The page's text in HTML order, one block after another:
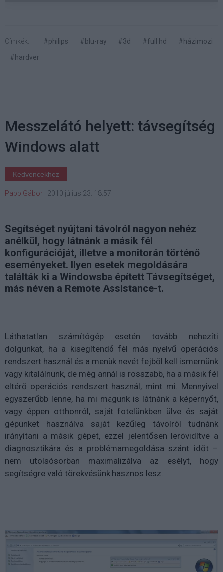
Címkék: #philips #blu-ray #3d #full hd
#házimozi
#hardver
Messzelátó helyett: távsegítség
Windows alatt
Kedvencekhez
Papp Gábor 2010 július 23. 18:57
Segítséget nyújtani távolról nagyon nehéz
anélkül, hogy látnánk a másik fél
konfigurációját, illetve a monitorán történő
eseményeket. Ilyen esetek megoldására
találták ki a Windowsba épített Távsegítséget,
más néven a Remote Assistance-t.
Láthatatlan számítógép esetén tovább nehezíti
dolgunkat, ha a kisegítendő fél más nyelvű operációs
rendszert használ és a menük nevét fejből kell ismernünk
vagy kitalálnunk, de még annál is rosszabb, ha a másik fél
eltérő operációs rendszert használ, mint mi. Mennyivel
egyszerűbb lenne, ha mi magunk is látnánk a képernyőt,
vagy éppen otthonról, saját fotelünkben ülve és saját
gépünket használva saját kezűleg távolról tudnánk
irányítani a másik gépet, ezzel jelentősen lerövidítve a
diagnosztikára és a problémamegoldása szánt időt –
nem utolsósorban maximalizálva az esélyt, hogy
segítségre való törekvésünk hasznos lesz.